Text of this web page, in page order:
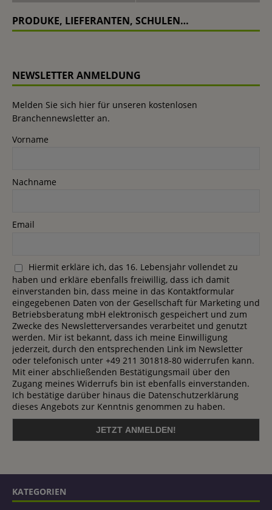
PRODUKE, LIEFERANTEN, SCHULEN…
NEWSLETTER ANMELDUNG
Melden Sie sich hier für unseren kostenlosen
Branchennewsletter an.
Vorname
Nachname
Email
Hiermit erkläre ich, das 16. Lebensjahr vollendet zu
haben und erkläre ebenfalls freiwillig, dass ich damit
einverstanden bin, dass meine in das Kontaktformular
eingegebenen Daten von der Gesellschaft für Marketing und
Betriebsberatung mbH elektronisch gespeichert und zum
Zwecke des Newsletterversandes verarbeitet und genutzt
werden. Mir ist bekannt, dass ich meine Einwilligung
jederzeit, durch den entsprechenden Link im Newsletter
oder telefonisch unter +49 211 301818-80 widerrufen kann.
Mit einer abschließenden Bestätigungsmail über den
Zugang meines Widerrufs bin ist ebenfalls einverstanden.
Ich bestätige darüber hinaus die Datenschutzerklärung
dieses Angebots zur Kenntnis genommen zu haben.
KATEGORIEN